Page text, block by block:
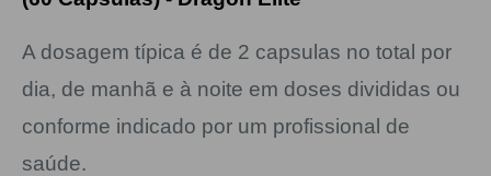
A dosagem típica é de 2 capsulas no total por
dia, de manhã e à noite em doses divididas ou
conforme indicado por um profissional de
saúde.